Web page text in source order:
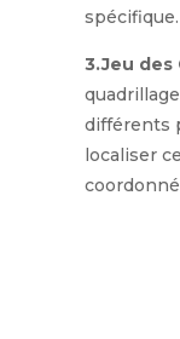
spécifique.
3.Jeu des
différents
localiser